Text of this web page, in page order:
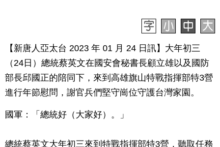
【新唐人亞太台 2023 年 01 月 24 日訊】大年初三
（24日）總統蔡英文在國安會秘書長顧立雄以及國防
部長邱國正的陪同下，來到高雄旗山特戰指揮部特3營
進行年節慰問，謝官兵們堅守崗位守護台灣家園。
國軍：「總統好（大家好）。」
總統蔡英文大年初三來到特戰指揮部特3營，聽取任務